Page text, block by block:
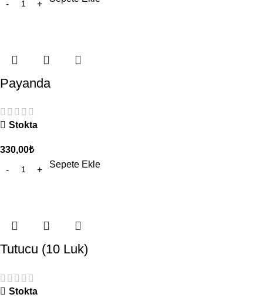
Payanda
Stokta
330,00₺
Sepete Ekle
Tutucu (10 Luk)
Stokta